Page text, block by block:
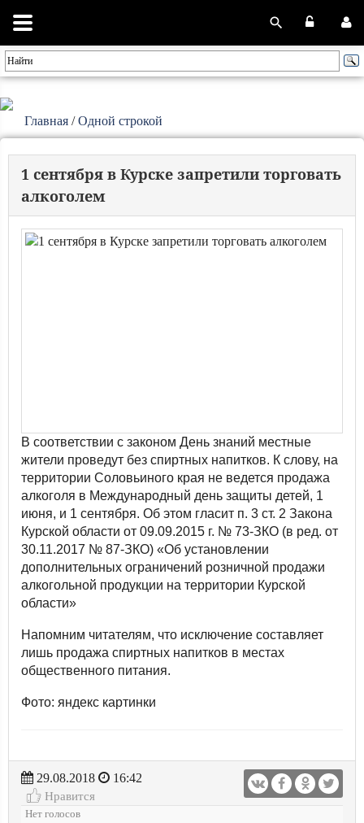
Главная /Одной строкой
1 сентября в Курске запретили торговать
алкоголем
В соответствии с законом День знаний местные
жители проведут без спиртных напитков. К слову, на
территории Соловьиного края не ведется продажа
алкоголя в Международный день защиты детей, 1
июня, и 1 сентября. Об этом гласит п. 3 ст. 2 Закона
Курской области от 09.09.2015 г. № 73-ЗКО (в ред. от
30.11.2017 № 87-ЗКО) «Об установлении
дополнительных ограничений розничной продажи
алкогольной продукции на территории Курской
области»
Напомним читателям, что исключение составляет
лишь продажа спиртных напитков в местах
общественного питания.
Фото: яндекс картинки
29.08.2018
16:42
Нравится
Нет голосов